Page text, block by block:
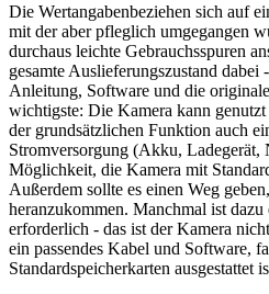
Die Wertangabenbeziehen sich auf
mit der aber pfleglich umgegangen
durchaus leichte Gebrauchsspuren
gesamte Auslieferungszustand
Anleitung, Software und die
wichtigste: Die Kamera kann
der grundsätzlichen Funktion auch
Stromversorgung (Akku, Ladegerät,
Möglichkeit, die Kamera mit
Außerdem sollte es einen Weg
heranzukommen. Manchmal ist
erforderlich - das ist der Kamera
ein passendes Kabel und Software,
Standardspeicherkarten ausgestattet